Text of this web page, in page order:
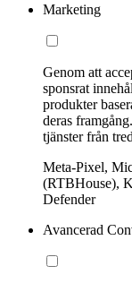
Marketing
Genom att
sponsrat
produkter
deras
tjänster från
Meta-Pixel,
(RTBHouse),
Defender
Avancerad